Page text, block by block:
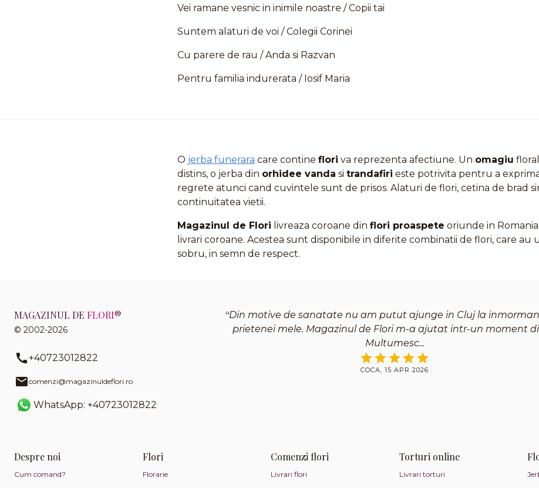
Vei ramane vesnic in inimile noastre / Copii tai
Suntem alaturi de voi / Colegii Corinei
Cu parere de rau / Anda si Razvan
Pentru familia indurerata / Iosif Maria
O jerba funerara care contine flori va reprezenta afectiune. Un omagiu
distins, o jerba din orhidee vanda si trandafiri este potrivita pentru a
regrete atunci cand cuvintele sunt de prisos. Alaturi de flori, cetina de brad
continuitatea vietii.
Magazinul de Flori livreaza coroane din flori proaspete oriunde in
livrari coroane. Acestea sunt disponibile in diferite combinatii de flori, care au
sobru, in semn de respect.
MAGAZINUL DE FLORI®
© 2002-2026
+40723012822
comenzi@magazinuldeflori.ro
WhatsApp: +40723012822
Din motive de sanatate nu am putut ajunge in Cluj la
prietenei mele. Magazinul de Flori m-a ajutat intr-un moment
Multumesc
COCA, 15 APR 2026
Despre noi
Cum comand?
Flori
Florarie
Comenzi flori
Livrari flori
Torturi online
Livrari torturi